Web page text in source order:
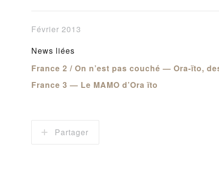
Février 2013
News liées
France 2 / On n’est pas couché — Ora-ïto,
France 3 — Le MAMO d’Ora ïto
Partager